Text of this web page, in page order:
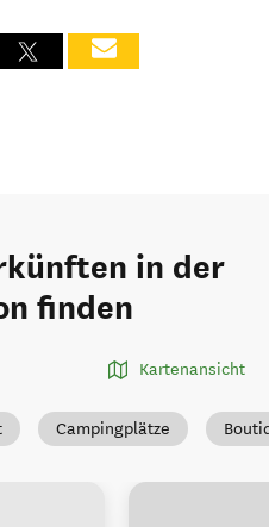
in der
finden
Kartenansicht
Campingplätze